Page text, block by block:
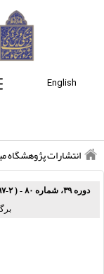
English
انتشارات
دوره ۳۹، شماره ۸۰ - ( ۲-۱۳۹۷ )